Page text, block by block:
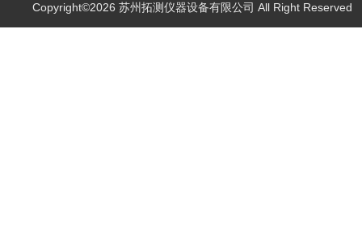
Copyright©2026 苏州拓测仪器设备有限公司 All Right